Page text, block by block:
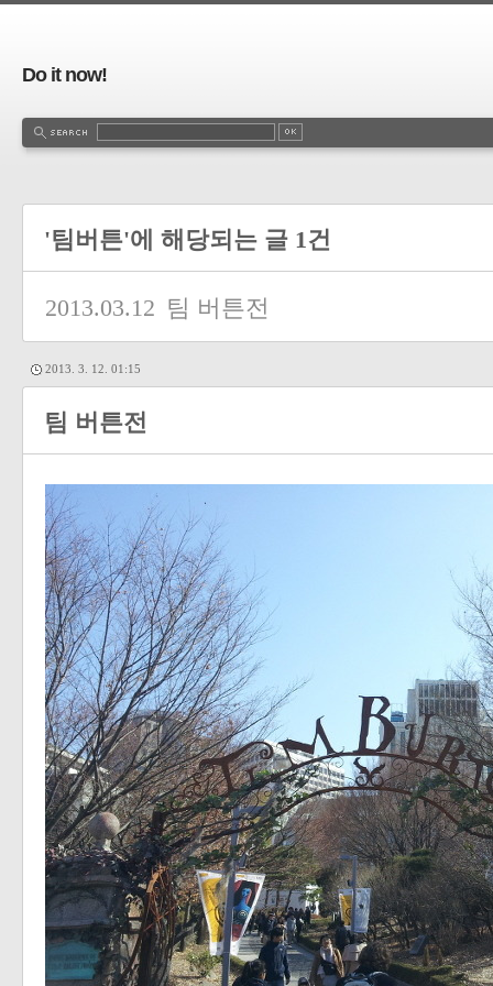
Do it now!
'팀버튼'에 해당되는 글 1건
2013.03.12 팀 버튼전
2013. 3. 12. 01:15
팀 버튼전